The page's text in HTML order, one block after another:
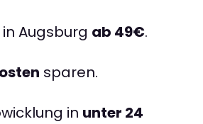
Augsburg ab 49€.
sparen.
in unter 24